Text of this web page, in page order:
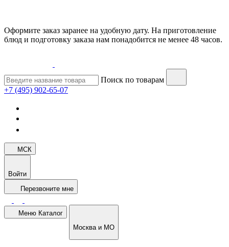
Оформите заказ заранее на удобную дату. На приготовление
блюд и подготовку заказа нам понадобится не менее 48 часов.
Поиск по товарам
+7 (495) 902-65-07
МСК
Войти
Перезвоните мне
Меню Каталог
Москва и МО